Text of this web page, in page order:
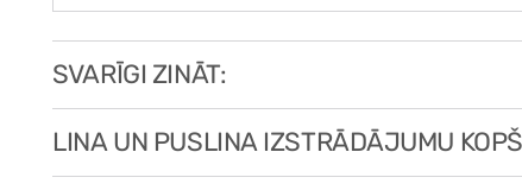
SVARĪGI ZINĀT:
LINA UN PUSLINA IZSTRĀDĀJUMU